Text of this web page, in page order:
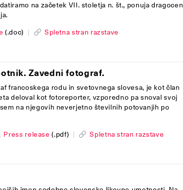
na začetek VII. stoletja n. št., ponuja dragocen
(.doc) |
Spletna stran razstave
Zavedni fotograf.
francoskega rodu in svetovnega slovesa, je kot član
deloval kot fotoreporter, vzporedno pa snoval svoj
na njegovih neverjetno številnih potovanjih po
Press release (.pdf) |
Spletna stran razstave